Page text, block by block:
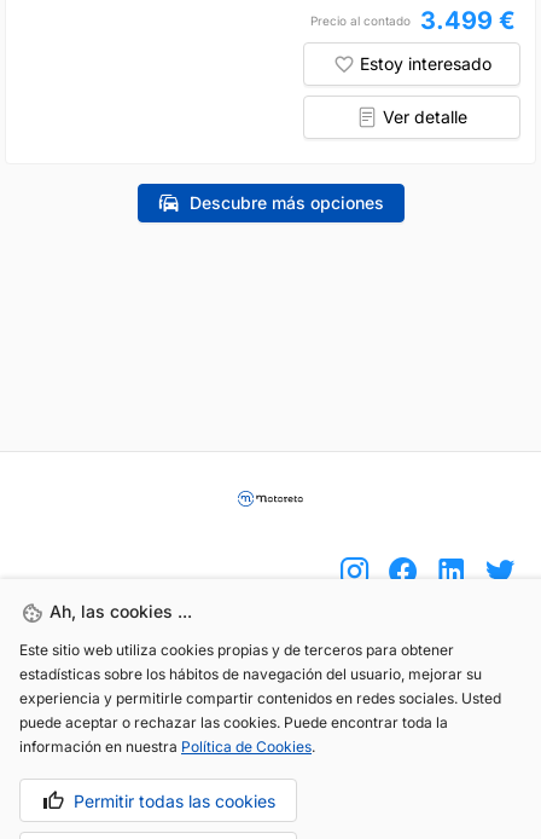
Precio al contado 3.499 €
Estoy interesado
Ver detalle
Descubre más opciones
Ah, las cookies ...
Este sitio web utiliza cookies propias y de terceros para obtener
estadísticas sobre los hábitos de navegación del usuario, mejorar su
experiencia y permitirle compartir contenidos en redes sociales. Usted
puede aceptar o rechazar las cookies. Puede encontrar toda la
información en nuestra Política de Cookies.
Permitir todas las cookies
(+34) 744 408 070
info@motoreto.com
Aviso legal Política de cookies